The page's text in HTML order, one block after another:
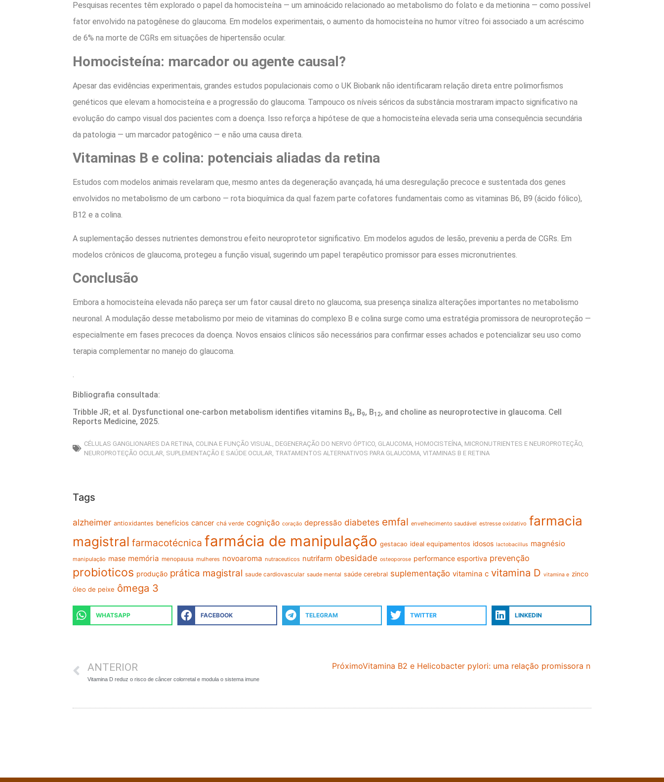
Pesquisas recentes têm explorado o papel da homocisteína — um aminoácido relacionado ao metabolismo do folato e da metionina — como possível
fator envolvido na patogênese do glaucoma. Em modelos experimentais, o aumento da homocisteína no humor vítreo foi associado a um acréscimo
de 6% na morte de CGRs em situações de hipertensão ocular.
Homocisteína: marcador ou agente causal?
Apesar das evidências experimentais, grandes estudos populacionais como o UK Biobank não identificaram relação direta entre polimorfismos
genéticos que elevam a homocisteína e a progressão do glaucoma. Tampouco os níveis séricos da substância mostraram impacto significativo na
evolução do campo visual dos pacientes com a doença. Isso reforça a hipótese de que a homocisteína elevada seria uma consequência secundária
da patologia — um marcador patogênico — e não uma causa direta.
Vitaminas B e colina: potenciais aliadas da retina
Estudos com modelos animais revelaram que, mesmo antes da degeneração avançada, há uma desregulação precoce e sustentada dos genes
envolvidos no metabolismo de um carbono — rota bioquímica da qual fazem parte cofatores fundamentais como as vitaminas B6, B9 (ácido fólico),
B12 e a colina.
A suplementação desses nutrientes demonstrou efeito neuroprotetor significativo. Em modelos agudos de lesão, preveniu a perda de CGRs. Em
modelos crônicos de glaucoma, protegeu a função visual, sugerindo um papel terapêutico promissor para esses micronutrientes.
Conclusão
Embora a homocisteína elevada não pareça ser um fator causal direto no glaucoma, sua presença sinaliza alterações importantes no metabolismo
neuronal. A modulação desse metabolismo por meio de vitaminas do complexo B e colina surge como uma estratégia promissora de neuroproteção —
especialmente em fases precoces da doença. Novos ensaios clínicos são necessários para confirmar esses achados e potencializar seu uso como
terapia complementar no manejo do glaucoma.
.
Bibliografia consultada:
Tribble JR; et al. Dysfunctional one-carbon metabolism identifies vitamins B6, B9, B12, and choline as neuroprotective in glaucoma. Cell
Reports Medicine, 2025.
CÉLULAS GANGLIONARES DA RETINA COLINA E FUNÇÃO VISUAL DEGENERAÇÃO DO NERVO ÓPTICO GLAUCOMA HOMOCISTEÍNA MICRONUTRIENTES E NEUROPROTEÇÃO
NEUROPROTEÇÃO OCULAR SUPLEMENTAÇÃO E SAÚDE OCULAR TRATAMENTOS ALTERNATIVOS PARA GLAUCOMA VITAMINAS B E RETINA
Tags
alzheimer antioxidantes benefícios cancer chá verde cognição coração depressão diabetes emfal envelhecimento saudável estresse oxidativo farmacia
magistral farmacotécnica farmácia de manipulação gestacao ideal equipamentos idosos lactobacillus magnésio
manipulação mase memória menopausa mulheres novoaroma nutraceuticos nutrifarm obesidade osteoporose performance esportiva prevenção
probioticos produção prática magistral saude cardiovascular saude mental saúde cerebral suplementação vitamina c vitamina D vitamina e zinco
óleo de peixe ômega 3
WHATSAPP FACEBOOK TELEGRAM TWITTER LINKEDIN
ANTERIOR
Vitamina D reduz o risco de câncer colorretal e modula o sistema imune
PróximoVitamina B2 e Helicobacter pylori: uma relação promissora na prevenção de